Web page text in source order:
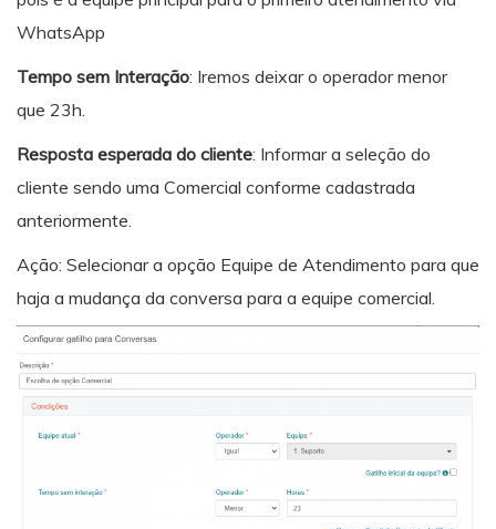
WhatsApp
Tempo sem Interação: Iremos deixar o operador menor
que 23h.
Resposta esperada do cliente: Informar a seleção do
cliente sendo uma Comercial conforme cadastrada
anteriormente.
Ação: Selecionar a opção Equipe de Atendimento para que
haja a mudança da conversa para a equipe comercial.